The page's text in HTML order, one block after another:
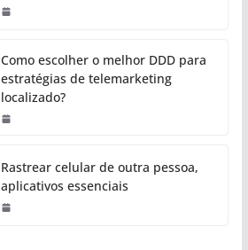
Como escolher o melhor DDD para
estratégias de telemarketing
localizado?
Rastrear celular de outra pessoa,
aplicativos essenciais